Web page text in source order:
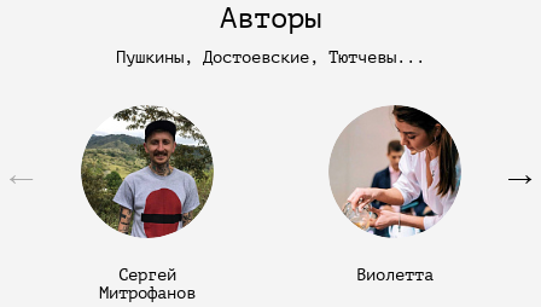
Авторы
Пушкины, Достоевские, Тютчевы...
Сергей
Митрофанов
Виолетта
← →